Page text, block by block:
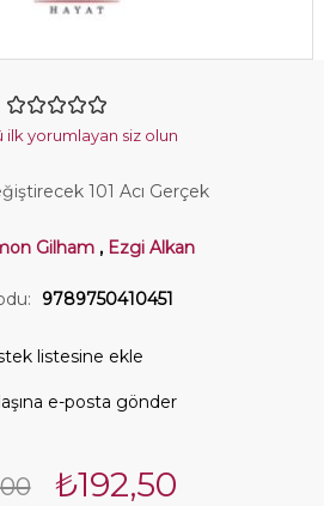
ilk yorumlayan siz olun
101 Acı Gerçek
Gilham , Ezgi Alkan
9789750410451
listesine ekle
e-posta gönder
₺192,50